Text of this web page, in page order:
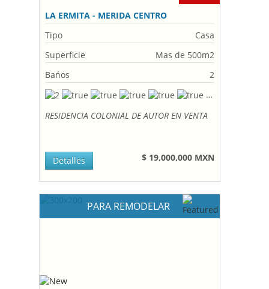
LA ERMITA - MERIDA CENTRO
Tipo
Casa
Superficie
Mas de 500m2
Bańos
2
RESIDENCIA COLONIAL DE AUTOR EN VENTA
$ 19,000,000 MXN
Detalles
PARA REMODELAR